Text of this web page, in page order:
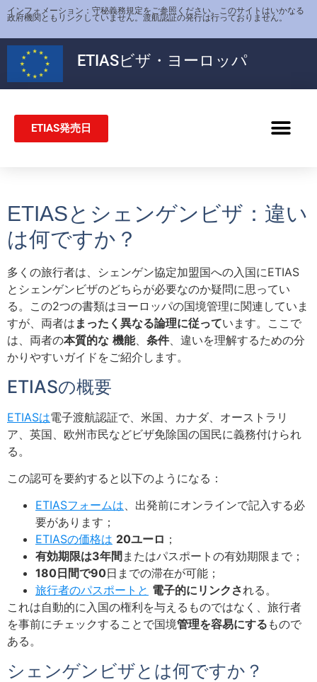
インフォメーション：守秘義務規定をご参照ください。このサイトはいかなる
政府機関ともリンクしていません。渡航認証の発行は行っておりません。
ETIASビザ・ヨーロッパ
ETIAS発売日
ETIASとシェンゲンビザ：違い
は何ですか？
多くの旅行者は、シェンゲン協定加盟国への入国にETIAS
とシェンゲンビザのどちらが必要なのか疑問に思ってい
る。この2つの書類はヨーロッパの国境管理に関連していま
すが、両者は まったく異なる論理に従っています。ここで
は、両者の本質的な 機能、 条件、違いを理解するための分
かりやすいガイドをご紹介します。
ETIASの概要
ETIASは電子渡航認証で、米国、カナダ、オーストラリ
ア、英国、欧州市民などビザ免除国の国民に義務付けられ
る。
この認可を要約すると以下のようになる：
ETIASフォームは、出発前にオンラインで記入する必
要があります；
ETIASの価格は 20ユーロ ；
有効期限は3年間 またはパスポートの有効期限まで；
180日間で90日までの滞在が可能；
旅行者のパスポートと 電子的にリンクされる。
これは自動的に入国の権利を与えるものではなく、旅行者
を事前にチェックすることで国境管理を容易にする もので
ある。
シェンゲンビザとは何ですか？